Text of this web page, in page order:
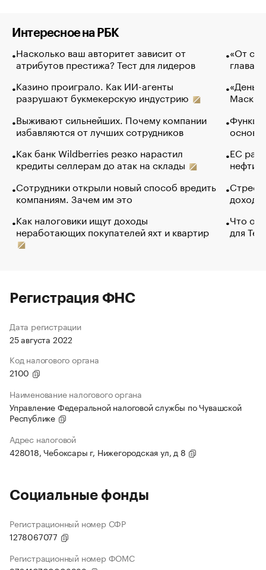
Интересное на РБК
Насколько ваш авторитет зависит от
атрибутов престижа? Тест для лидеров
Казино проиграло. Как ИИ-агенты
разрушают букмекерскую индустрию
Выживают сильнейших. Почему компании
избавляются от лучших сотрудников
Как банк Wildberries резко нарастил
кредиты селлерам до атак на склады
Сотрудники открыли новый способ вредить
компаниям. Зачем им это
Как налоговики ищут доходы
неработающих покупателей яхт и квартир
«От
глава
Маск в
основ
ЕС
нефти
Что
для
Регистрация ФНС
Дата регистрации
25 августа 2022
Код налогового органа
2100
Наименование налогового органа
Управление Федеральной налоговой службы по Чувашской
Республике
Адрес налоговой
428018, Чебоксары г, Нижегородская ул, д 8
Социальные фонды
Регистрационный номер СФР
1278067077
Регистрационный номер ФОМС